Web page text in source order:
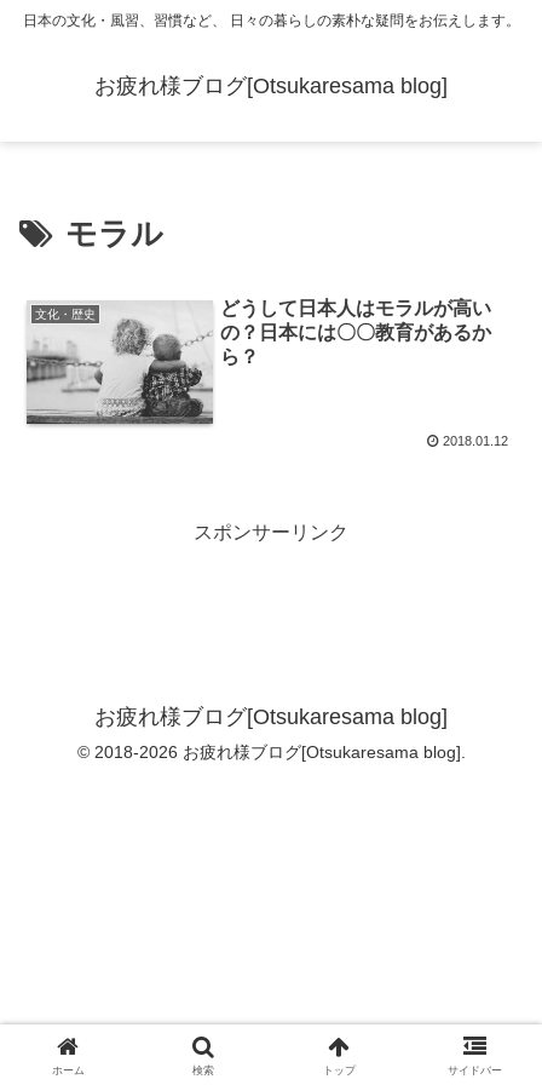
日本の文化・風習、習慣など、 日々の暮らしの素朴な疑問をお伝えします。
お疲れ様ブログ[Otsukaresama blog]
モラル
文化・歴史
どうして日本人はモラルが高い
の？日本には〇〇教育があるか
ら？
2018.01.12
スポンサーリンク
お疲れ様ブログ[Otsukaresama blog]
© 2018-2026 お疲れ様ブログ[Otsukaresama blog].
ホーム 検索 トップ サイドバー